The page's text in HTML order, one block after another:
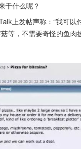
干什么呢？
上发帖声称：“我可
等，不需要奇怪的鱼肉